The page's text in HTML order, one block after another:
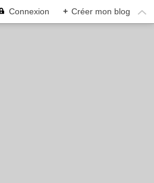
Connexion + Créer mon blog